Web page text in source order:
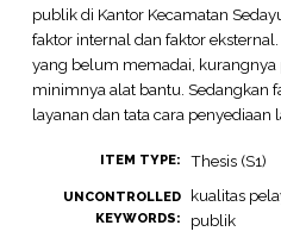
publik di Kantor Kecamatan
faktor internal dan faktor
yang belum memadai, kurangnya
minimnya alat bantu. Sedangkan
layanan dan tata cara penyediaan
ITEM TYPE: Thesis (S1)
UNCONTROLLED
KEYWORDS:
kualitas
publik